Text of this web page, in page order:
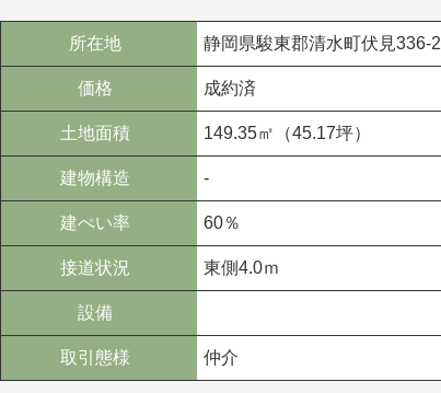
所在地 静岡県駿東郡清水町伏見336-2
価格 成約済
土地面積 149.35㎡（45.17坪）
建物構造 -
建ぺい率 60％
接道状況 東側4.0ｍ
設備
取引態様 仲介